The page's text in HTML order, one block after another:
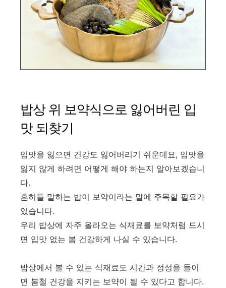
밥상 위 보약식으로 잃어버린 입
맛 되찾기
입맛을 잃으면 건강도 잃어버리기 쉬운데요, 입맛을
잃지 않게 하려면 어떻게 해야 하는지 알아보겠습니
다.
흔히들 말하는 밥이 보약이라는 말에 주목할 필요가
있습니다.
우리 밥상에 자주 올라오는 식재료를 보약처럼 드시
면 입맛 없는 봄 건강하게 나실 수 있습니다.
밥상에서 볼 수 있는 식재료도 시간과 정성을 들이
면 봄철 건강을 지키는 보약이 될 수 있다고 합니다.